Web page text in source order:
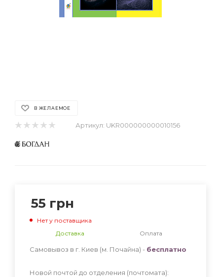
В ЖЕЛАЕМОЕ
Артикул: UKR000000000010156
55 грн
Нет у поставщика
Доставка
Оплата
Самовывоз в г. Киев (м. Почайна) - бесплатно
Новой почтой до отделения (почтомата):